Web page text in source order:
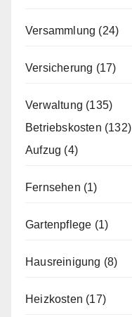
Versammlung (24)
Versicherung (17)
Verwaltung (135)
Betriebskosten (132)
Aufzug (4)
Fernsehen (1)
Gartenpflege (1)
Hausreinigung (8)
Heizkosten (17)